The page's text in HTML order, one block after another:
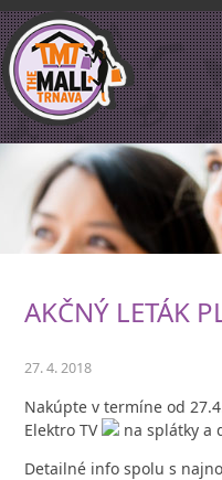
AKČNÝ LETÁK
27. 4. 2018
Nakúpte v termíne od
Elektro TV
na splátky a
Detailné info spolu s